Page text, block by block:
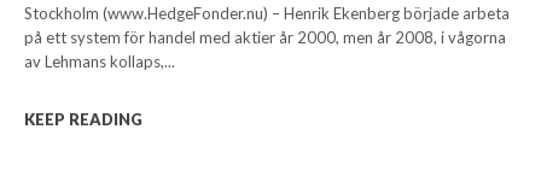
Stockholm (www.HedgeFonder.nu) – Henrik Ekenberg började arbeta
på ett system för handel med aktier år 2000, men år 2008, i vågorna
av Lehmans kollaps,...
KEEP READING